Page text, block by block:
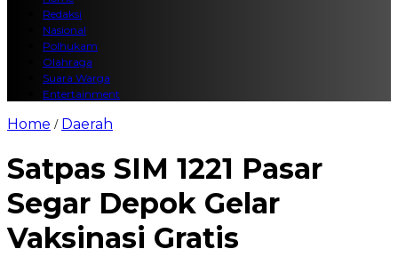
Redaksi
Nasional
Polhukam
Olahraga
Suara Warga
Entertainment
Home / Daerah
Satpas SIM 1221 Pasar
Segar Depok Gelar
Vaksinasi Gratis